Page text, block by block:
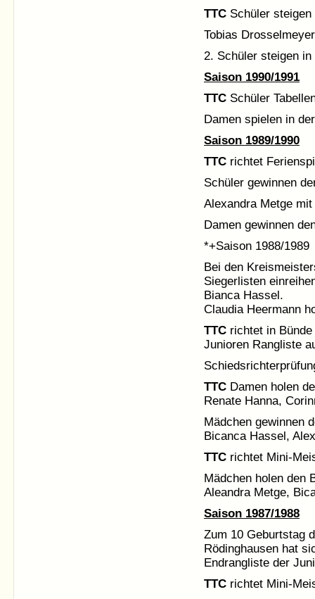
TTC Schüler
Tobias
2. Schüler steigen
Saison 1990/1991
TTC Schüler
Damen spielen in
Saison 1989/1990
TTC richtet
Schüler gewinnen
Alexandra Metge
Damen gewinnen
*+Saison 1988/1989
Bei den
Siegerlisten
Bianca Hassel.
Claudia Heermann
TTC richtet in
Junioren Rangliste
TTC Damen holen
Renate Hanna,
Mädchen gewinnen
Bicanca Hassel,
TTC richtet Mini-
Mädchen holen den
Aleandra Metge,
Saison 1987/1988
Zum 10 Geburtstag
Rödinghausen hat
Endrangliste der
TTC richtet Mini-